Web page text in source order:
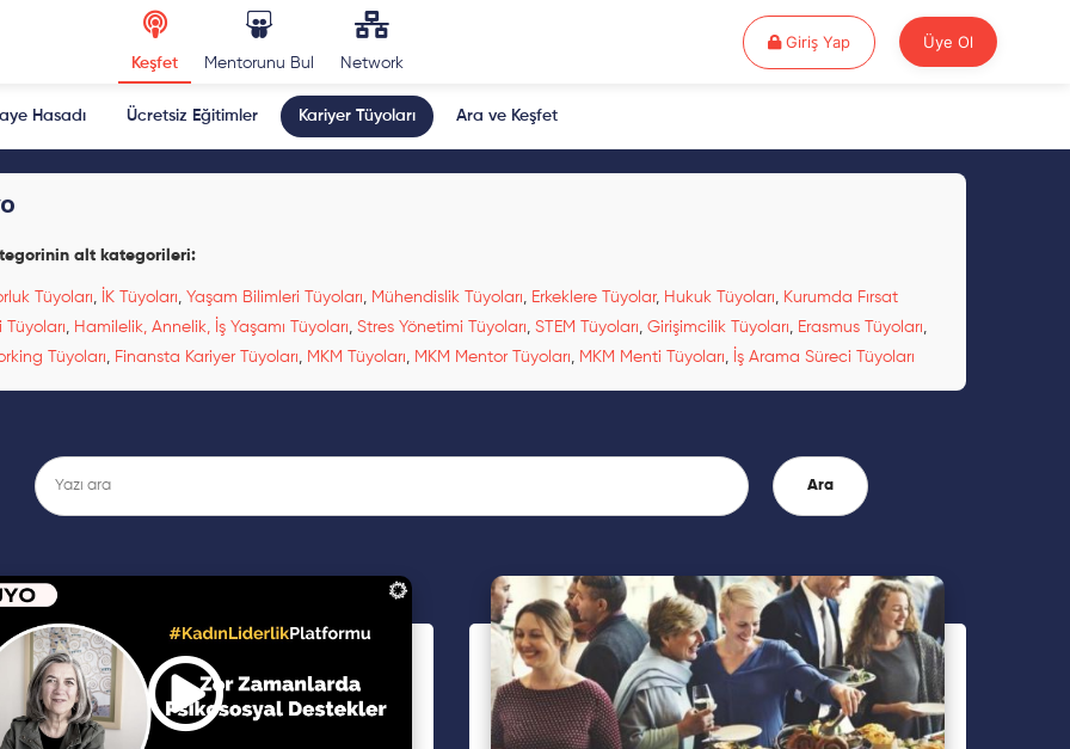
Keşfet Mentorunu Bul Network
Giriş YapGiriş Yap Üye Ol
Hasadı Ücretsiz Eğitimler Kariyer Tüyoları Ara ve Keşfet
alt kategorileri:
Tüyoları, İK Tüyoları, Yaşam Bilimleri Tüyoları, Mühendislik Tüyoları, Erkeklere Tüyolar, Hukuk Tüyoları, Kurumda Fırsat
Tüyoları, Hamilelik, Annelik, İş Yaşamı Tüyoları, Stres Yönetimi Tüyoları, STEM Tüyoları, Girişimcilik Tüyoları, Erasmus Tüyoları,
Tüyoları, Finansta Kariyer Tüyoları, MKM Tüyoları, MKM Mentor Tüyoları, MKM Menti Tüyoları, İş Arama Süreci Tüyoları
Ara